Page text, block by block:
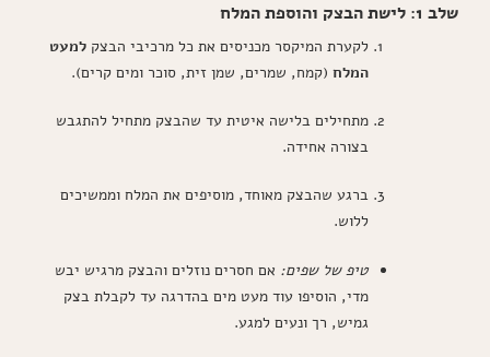
שלב 1: לישת הבצק והוספת המלח
לקערת המיקסר מכניסים את כל מרכיבי הבצק למעט
המלח (קמח, שמרים, שמן זית, סוכר ומים קרים).
מתחילים בלישה איטית עד שהבצק מתחיל להתגבש
בצורה אחידה.
ברגע שהבצק מאוחד, מוסיפים את המלח וממשיכים
ללוש.
טיפ של שפים: אם חסרים נוזלים והבצק מרגיש יבש
מדי, הוסיפו עוד מעט מים בהדרגה עד לקבלת בצק
גמיש, רך ונעים למגע.